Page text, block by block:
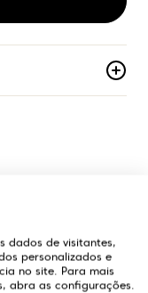
dados de visitantes,
personalizados e
no site. Para mais
abra as configurações.